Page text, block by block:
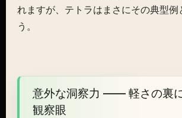
れますが、テトラはまさにその典型例
う。
意外な洞察力 ―― 軽さの裏
観察眼